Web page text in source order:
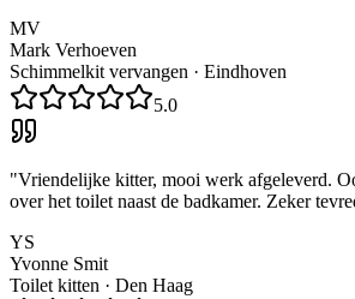
MV
Mark Verhoeven
Schimmelkit vervangen · Eindhoven
5.0
"Vriendelijke kitter, mooi werk afgeleverd.
over het toilet naast de badkamer. Zeker
YS
Yvonne Smit
Toilet kitten · Den Haag